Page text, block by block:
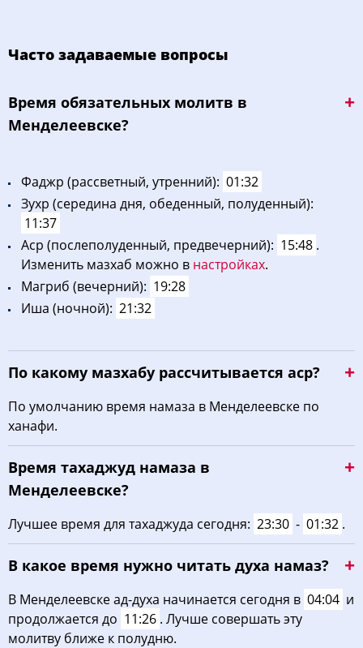
Часто задаваемые вопросы
Bpeмя oбязaтeльных мoлитв в
Менделеевске?
Фaджp (рассветный, утренний): 01:32
Зухp (середина дня, обеденный, полуденный):
11:37
Acp (послеполуденный, предвечерний): 15:48 .
Изменить мазхаб можно в настройках.
Maгриб (вечерний): 19:28
Иша (ночной): 21:32
По какому мазхабу рассчитывается аср?
По умолчанию время намаза в Менделеевске по
ханафи.
Время тахаджуд намаза в
Менделеевске?
Лучшее время для тахаджуда сегодня: 23:30 - 01:32 .
В какое время нужно читать духа намаз?
В Менделеевске ад-духа начинается сегодня в 04:04 и
продолжается до 11:26 . Лучше совершать эту
молитву ближе к полудню.